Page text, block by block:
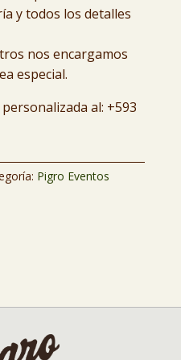
y todos los detalles
nos encargamos
especial.
al: +593
Pigro Eventos